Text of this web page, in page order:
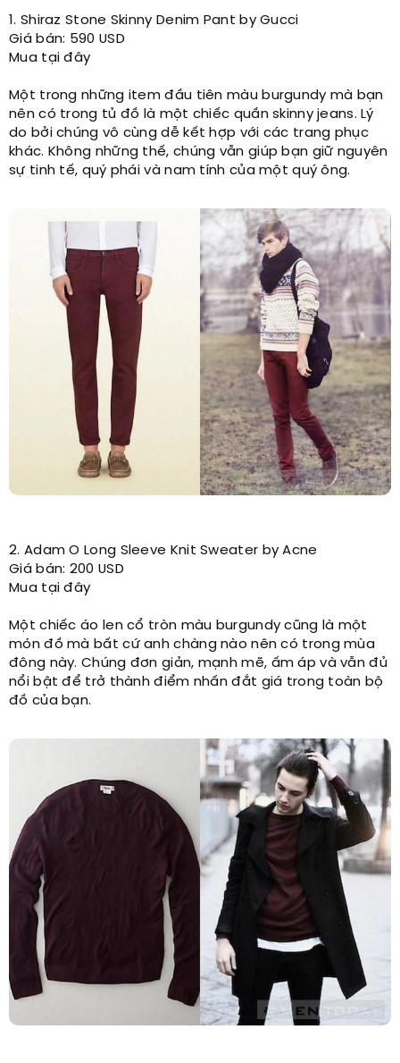
1. Shiraz Stone Skinny Denim Pant by Gucci
Giá bán: 590 USD
Mua tại đây
Một trong những item đầu tiên màu burgundy mà bạn
nên có trong tủ đồ là một chiếc quần skinny jeans. Lý
do bởi chúng vô cùng dễ kết hợp với các trang phục
khác. Không những thế, chúng vẫn giúp bạn giữ nguyên
sự tinh tế, quý phái và nam tính của một quý ông.
2. Adam O Long Sleeve Knit Sweater by Acne
Giá bán: 200 USD
Mua tại đây
Một chiếc áo len cổ tròn màu burgundy cũng là một
món đồ mà bất cứ anh chàng nào nên có trong mùa
đông này. Chúng đơn giản, mạnh mẽ, ấm áp và vẫn đủ
nổi bật để trở thành điểm nhấn đắt giá trong toàn bộ
đồ của bạn.